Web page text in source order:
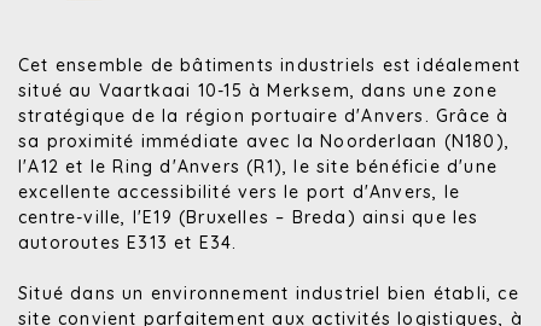
Cet ensemble de bâtiments industriels est idéalement
situé au Vaartkaai 10-15 à Merksem, dans une zone
stratégique de la région portuaire d'Anvers. Grâce à
sa proximité immédiate avec la Noorderlaan (N180),
l'A12 et le Ring d'Anvers (R1), le site bénéficie d'une
excellente accessibilité vers le port d'Anvers, le
centre-ville, l'E19 (Bruxelles – Breda) ainsi que les
autoroutes E313 et E34.
Situé dans un environnement industriel bien établi, ce
site convient parfaitement aux activités logistiques, à